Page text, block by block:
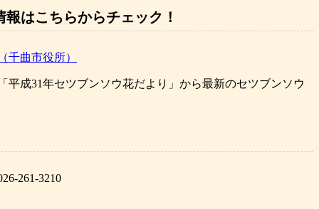
はこちらからチェック！
曲市役所）
平成31年セツブンソウ花だより」から最新のセツブンソウ
261-3210